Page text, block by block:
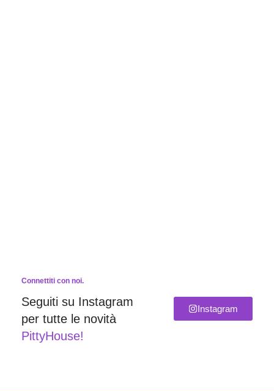
Connettiti con noi.
Seguiti su Instagram
per tutte le novità
PittyHouse!
Instagram